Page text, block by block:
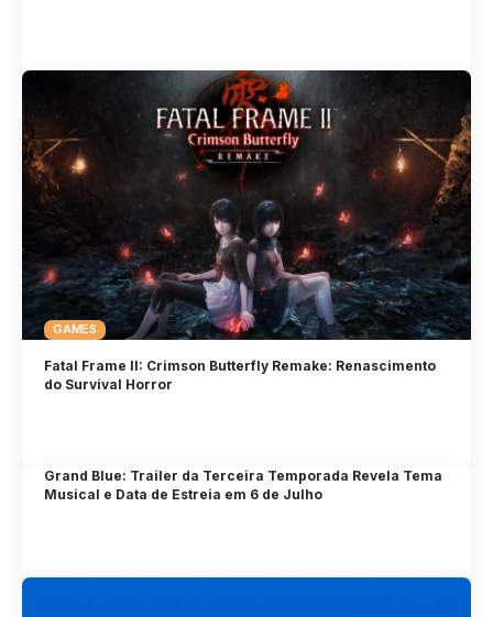
GAMES
Fatal Frame II: Crimson Butterfly Remake: Renascimento
do Survival Horror
Grand Blue: Trailer da Terceira Temporada Revela Tema
Musical e Data de Estreia em 6 de Julho